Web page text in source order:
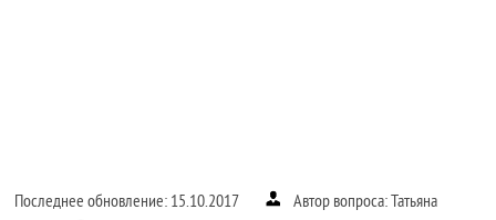
Последнее обновление: 15.10.2017
Автор вопроса: Татьяна